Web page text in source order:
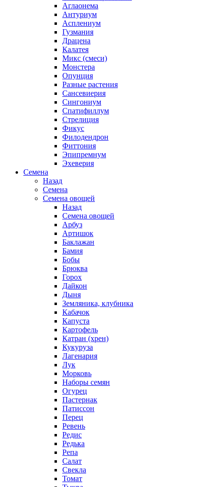
Аглаонема
Антуриум
Асплениум
Гузмания
Драцена
Калатея
Микс (смеси)
Монстера
Опунция
Разные растения
Сансевиерия
Сингониум
Спатифиллум
Стрелиция
Фикус
Филодендрон
Фиттония
Эпипремнум
Эхеверия
Семена
Назад
Семена
Семена овощей
Назад
Семена овощей
Арбуз
Артишок
Баклажан
Бамия
Бобы
Брюква
Горох
Дайкон
Дыня
Земляника, клубника
Кабачок
Капуста
Картофель
Катран (хрен)
Кукуруза
Лагенария
Лук
Морковь
Наборы семян
Огурец
Пастернак
Патиссон
Перец
Ревень
Редис
Редька
Репа
Салат
Свекла
Томат